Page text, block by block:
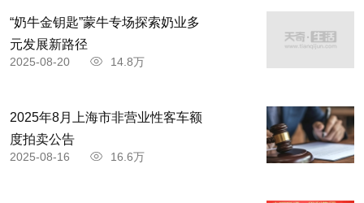
“奶牛金钥匙”蒙牛专场探索奶业多
元发展新路径
2025-08-20 14.8万
2025年8月上海市非营业性客车额
度拍卖公告
2025-08-16 16.6万